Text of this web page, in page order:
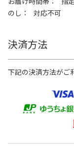
のし
対応不可
決済方法
下記の決済方法がご